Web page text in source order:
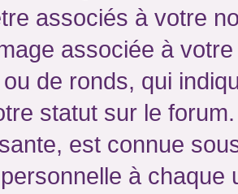
associés à votre
associée à
de ronds, qui
statut sur le
est connue
à chaque